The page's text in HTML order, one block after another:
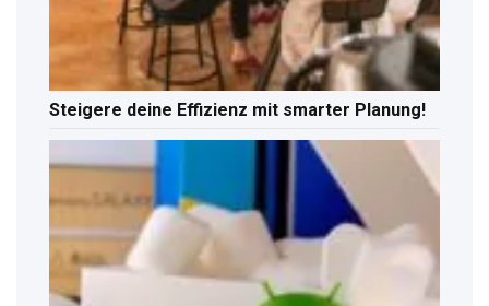
Steigere deine Effizienz mit smarter Planung!